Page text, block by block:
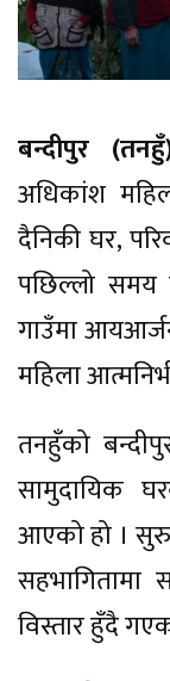
बन्दीपुर
अधिकांश
दैनिकी घर,
पछिल्लो समय
गाउँमा
महिला
तनहुँको
सामुदायिक
आएको हो ।
सहभागितामा
विस्तार हुँदै